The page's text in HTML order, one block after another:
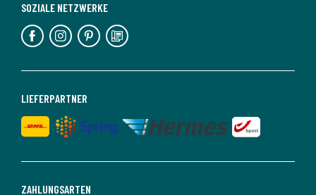
ZAHLUNGSARTEN
LIEFERPARTNER
SOZIALE NETZWERKE